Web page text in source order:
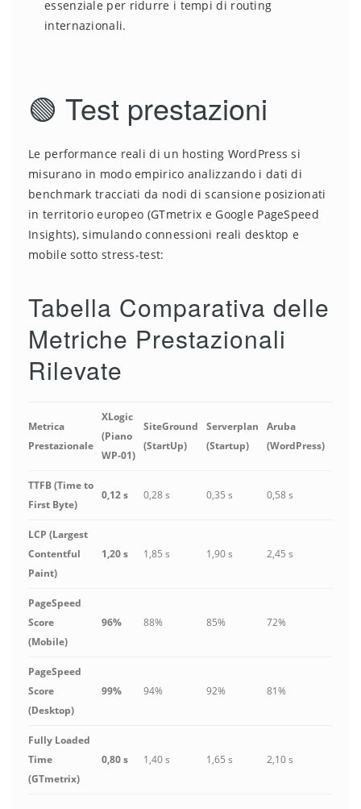
essenziale per ridurre i tempi di routing
internazionali.
🟢 Test prestazioni
Le performance reali di un hosting WordPress si
misurano in modo empirico analizzando i dati di
benchmark tracciati da nodi di scansione posizionati
in territorio europeo (GTmetrix e Google PageSpeed
Insights), simulando connessioni reali desktop e
mobile sotto stress-test:
Tabella Comparativa delle
Metriche Prestazionali
Rilevate
Metrica
Prestazionale
XLogic
(Piano
WP-01)
SiteGround
(StartUp)
Serverplan
(Startup)
Aruba
(WordPress)
TTFB (Time to
First Byte)
0,12 s 0,28 s 0,35 s 0,58 s
LCP (Largest
Contentful
Paint)
1,20 s 1,85 s 1,90 s 2,45 s
PageSpeed
Score
(Mobile)
96% 88% 85% 72%
PageSpeed
Score
(Desktop)
99% 94% 92% 81%
Fully Loaded
Time
(GTmetrix)
0,80 s 1,40 s 1,65 s 2,10 s